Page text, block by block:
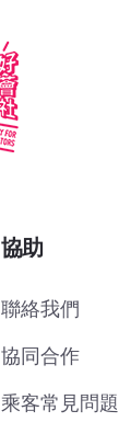
協助
聯絡我們
協同合作
乘客常見問題